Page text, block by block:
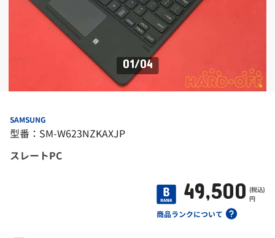
01/04
SAMSUNG
型番：SM-W623NZKAXJP
スレートPC
商品ランクについて
49,500 (税込)
円